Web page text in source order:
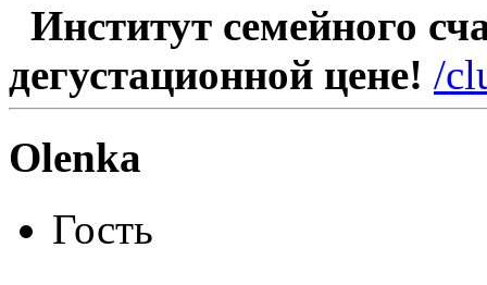
Институт семейного
дегустационной цене! /
Olenka
Гость